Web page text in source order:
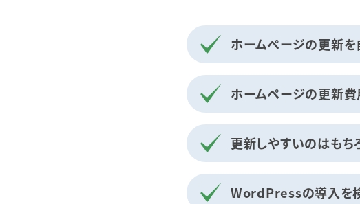
ホームページの更新
ホームページの更新
更新しやすいのはもち
WordPressの導入を